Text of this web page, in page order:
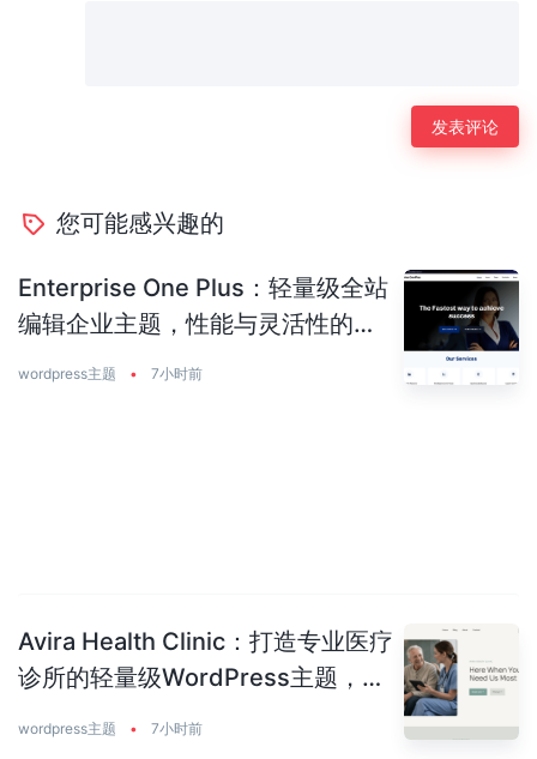
您可能感兴趣的
Enterprise One Plus：轻量级全站
编辑企业主题，性能与灵活性的完
wordpress主题 • 7小时前
Avira Health Clinic：打造专业医疗
诊所的轻量级WordPress主题，让
wordpress主题 • 7小时前